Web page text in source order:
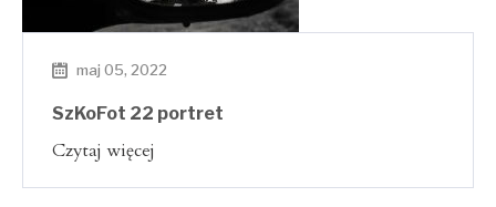
maj 05, 2022
SzKoFot 22 portret
Czytaj więcej